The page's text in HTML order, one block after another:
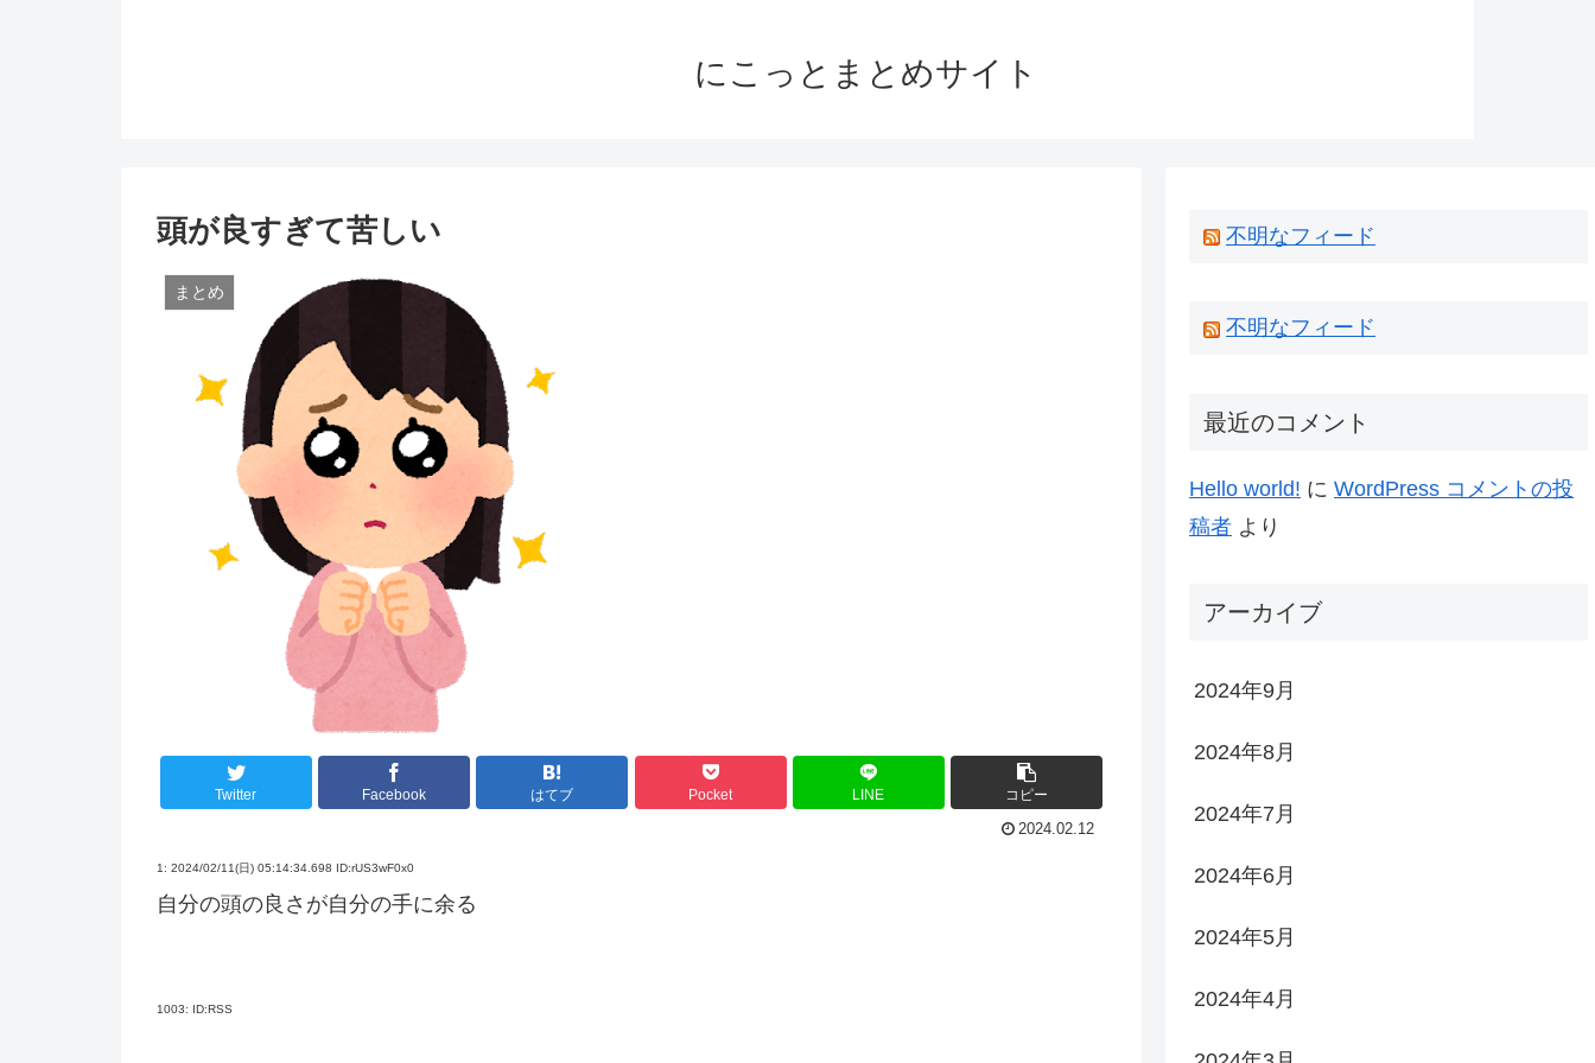
にこっとまとめサイト
頭が良すぎて苦しい
まとめ
Twitter Facebook はてブ Pocket LINE コピー
2024.02.12
1: 2024/02/11(日) 05:14:34.698 ID:rUS3wF0x0
自分の頭の良さが自分の手に余る
1003: ID:RSS
不明なフィード
不明なフィード
最近のコメント
Hello world! に WordPress コメントの投
稿者 より
アーカイブ
2024年9月
2024年8月
2024年7月
2024年6月
2024年5月
2024年4月